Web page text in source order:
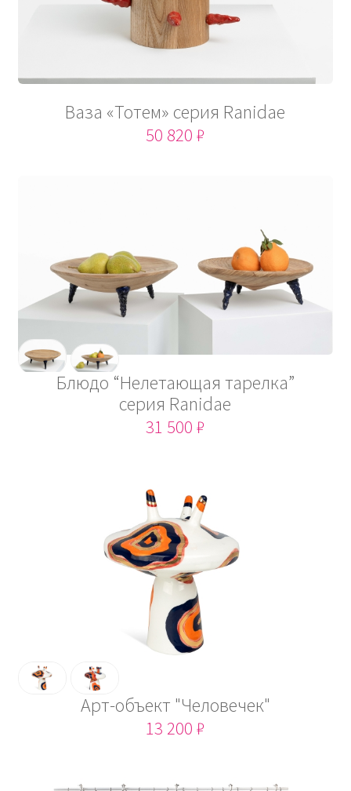
Ваза «Тотем» серия Ranidae
50 820 ₽
Блюдо “Нелетающая тарелка”
серия Ranidae
31 500 ₽
Арт-объект "Человечек"
13 200 ₽